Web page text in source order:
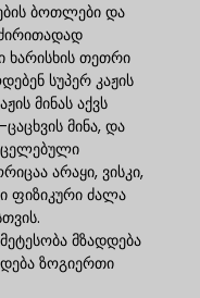
ბოთლები და
ხარისხის თეთრი
სუპერ კაჟის
მინას აქვს
მინა, და
არაყი, ვისკი,
ფიზიკური ძალა
მზადდება
ზოგიერთი